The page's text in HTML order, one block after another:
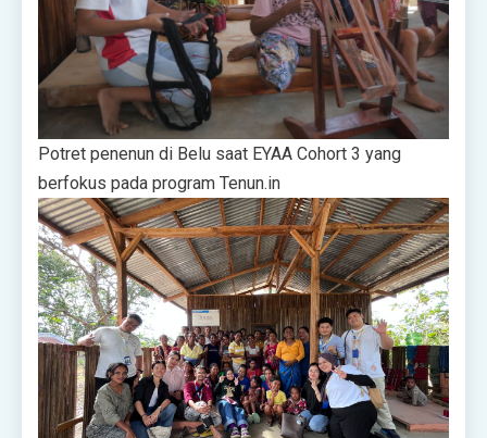
Potret penenun di Belu saat EYAA Cohort 3 yang
berfokus pada program Tenun.in